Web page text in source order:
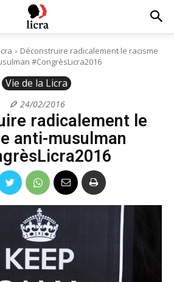
Déconstruire radicalement le racisme
#CongrèsLicra2016
Vie de la Licra
24/02/2016
radicalement le
anti-musulman